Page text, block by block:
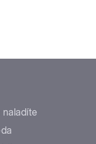
naladíte